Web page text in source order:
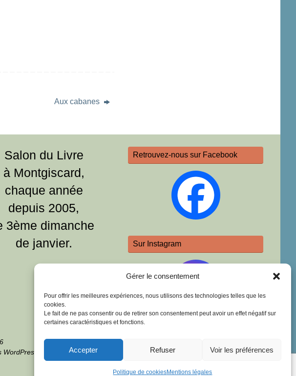
Gérer le consentement
Pour offrir les meilleures expériences, nous utilisons des technologies telles que les
cookies.
Le fait de ne pas consentir ou de retirer son consentement peut avoir un effet négatif sur
certaines caractéristiques et fonctions.
Accepter Refuser Voir les préférences
Politique de cookiesMentions légales
Aux cabanes
Salon du Livre
à Montgiscard,
chaque année
depuis 2005,
3ème dimanche
de janvier.
Retrouvez-nous sur Facebook
Sur Instagram
Fièrement propulsé parTempera